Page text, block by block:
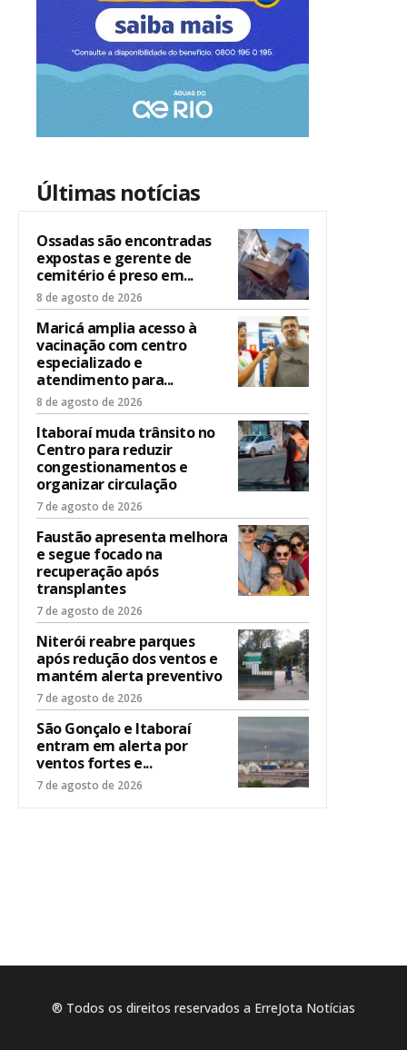
Últimas notícias
Ossadas são encontradas
expostas e gerente de
cemitério é preso em...
8 de agosto de 2026
Maricá amplia acesso à
vacinação com centro
especializado e
atendimento para...
8 de agosto de 2026
Itaboraí muda trânsito no
Centro para reduzir
congestionamentos e
organizar circulação
7 de agosto de 2026
Faustão apresenta melhora
e segue focado na
recuperação após
transplantes
7 de agosto de 2026
Niterói reabre parques
após redução dos ventos e
mantém alerta preventivo
7 de agosto de 2026
São Gonçalo e Itaboraí
entram em alerta por
ventos fortes e...
7 de agosto de 2026
® Todos os direitos reservados a ErreJota Notícias